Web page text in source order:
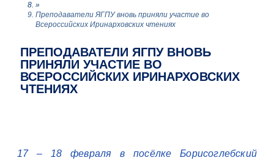
»
Преподаватели ЯГПУ вновь приняли участие во
Всероссийских Иринарховских чтениях
ПРЕПОДАВАТЕЛИ ЯГПУ ВНОВЬ
ПРИНЯЛИ УЧАСТИЕ ВО
ВСЕРОССИЙСКИХ ИРИНАРХОВСКИХ
ЧТЕНИЯХ
17 – 18 февраля в посёлке Борисоглебский